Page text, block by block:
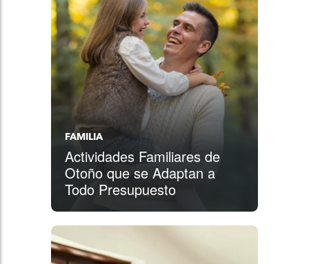
FAMILIA
Actividades Familiares de
Otoño que se Adaptan a
Todo Presupuesto